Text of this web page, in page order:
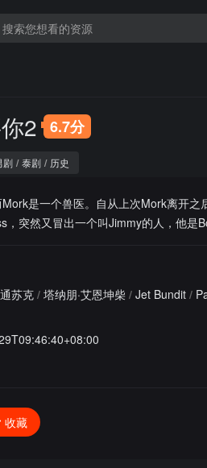
2 6.7分
剧 / 泰剧 / 历史
是一个兽医。自从上次Mork离开
，突然又冒出一个叫Jimmy的人，他是
苏克 / 塔纳朋·艾恩坤柴 / Jet Bundit /
收藏